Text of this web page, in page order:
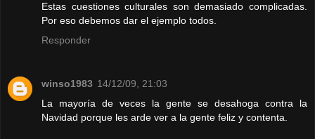
Estas cuestiones culturales son demasiado complicadas.
Por eso debemos dar el ejemplo todos.
Responder
winso1983 14/12/09, 21:03
La mayoría de veces la gente se desahoga contra la
Navidad porque les arde ver a la gente feliz y contenta.